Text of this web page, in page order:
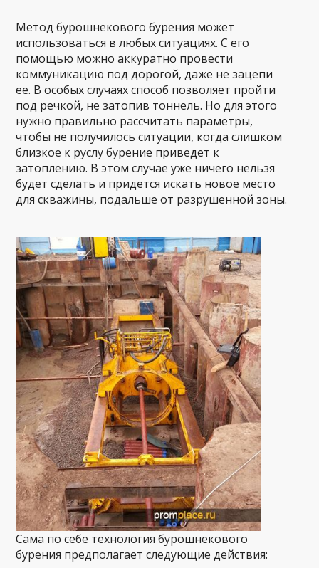
Метод бурошнекового бурения может
использоваться в любых ситуациях. С его
помощью можно аккуратно провести
коммуникацию под дорогой, даже не зацепи
ее. В особых случаях способ позволяет пройти
под речкой, не затопив тоннель. Но для этого
нужно правильно рассчитать параметры,
чтобы не получилось ситуации, когда слишком
близкое к руслу бурение приведет к
затоплению. В этом случае уже ничего нельзя
будет сделать и придется искать новое место
для скважины, подальше от разрушенной зоны.
Сама по себе технология бурошнекового
бурения предполагает следующие действия: